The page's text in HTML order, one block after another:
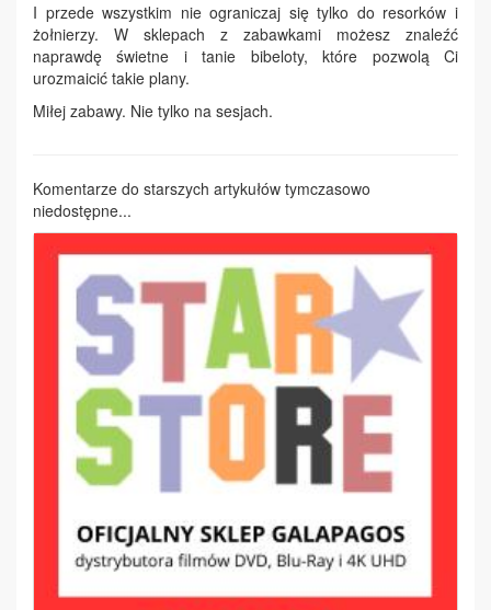
I przede wszystkim nie ograniczaj się tylko do resorków i
żołnierzy. W sklepach z zabawkami możesz znaleźć
naprawdę świetne i tanie bibeloty, które pozwolą Ci
urozmaicić takie plany.
Miłej zabawy. Nie tylko na sesjach.
Komentarze do starszych artykułów tymczasowo
niedostępne...